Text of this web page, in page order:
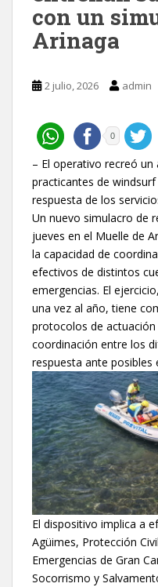
con un
Arinaga
2 julio, 2026 admin
0
– El operativo recreó
practicantes de
respuesta de los
Un nuevo simulacro de
jueves en el Muelle de
la capacidad de
efectivos de distintos
emergencias. El
una vez al año, tiene
protocolos de
coordinación entre los
respuesta ante posibles
El dispositivo implica a
Agüimes, Protección
Emergencias de Gran
Socorrismo y